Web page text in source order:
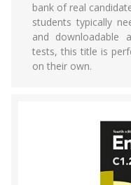
bank of real
students typically
and downloadable
tests, this title is
on their own.